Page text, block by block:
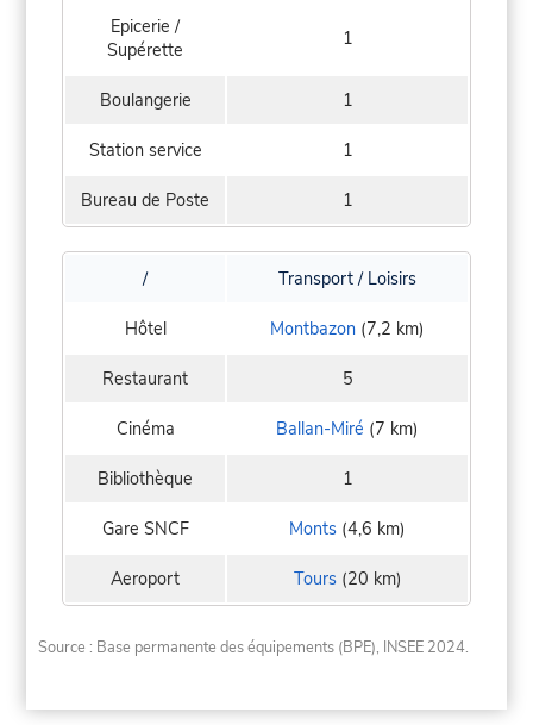
Epicerie /
Supérette
1
Boulangerie 1
Station service 1
Bureau de Poste 1
/ Transport / Loisirs
Hôtel Montbazon (7,2 km)
Restaurant 5
Cinéma Ballan-Miré (7 km)
Bibliothèque 1
Gare SNCF Monts (4,6 km)
Aeroport Tours(20 km)
Source : Base permanente des équipements (BPE), INSEE 2024.